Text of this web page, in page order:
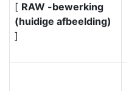
[ RAW -bewerking
(huidige afbeelding)
]